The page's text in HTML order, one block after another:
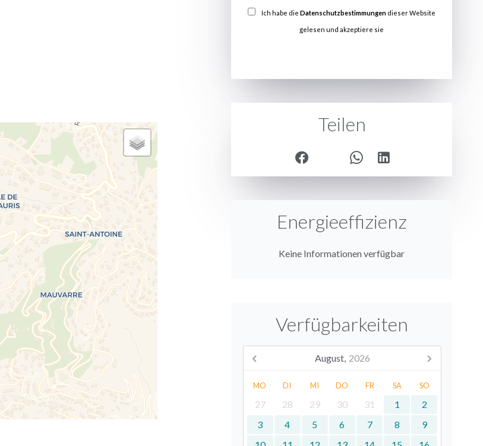
Ich habe die Datenschutzbestimmungen dieser Website
gelesen und akzeptiere sie
Teilen
Energieeffizienz
Keine Informationen verfügbar
Verfügbarkeiten
August, 2026
MO DI MI DO FR SA SO
27 28 29 30 31 1
2
3
4 5 6 7 8
9